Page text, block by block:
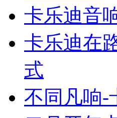
卡乐迪音
卡乐迪在
式
不同凡响-